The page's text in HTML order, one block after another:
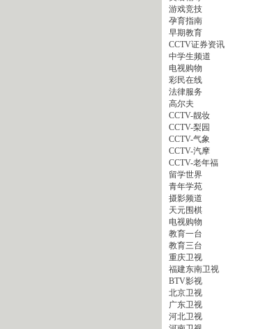
游戏竞技
孕育指南
早期教育
CCTV证券资讯
中学生频道
电视购物
彩民在线
法律服务
高尔夫
CCTV-靓妆
CCTV-梨园
CCTV-气象
CCTV-汽摩
CCTV-老年福
留学世界
青年学苑
摄影频道
天元围棋
电视购物
教育一台
教育三台
重庆卫视
福建东南卫视
BTV影视
北京卫视
广东卫视
河北卫视